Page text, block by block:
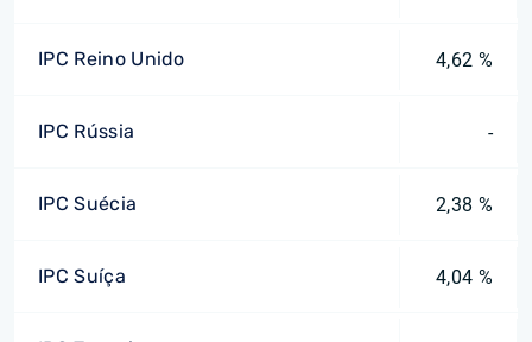
IPC Reino Unido 4,62 %
IPC Rússia -
IPC Suécia 2,38 %
IPC Suíça 4,04 %